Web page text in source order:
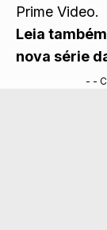
Prime Video.
Leia
nova série
- -